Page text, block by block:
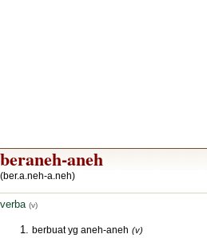
beraneh-aneh
(ber.a.neh-a.neh)
verba (v)
berbuat yg aneh-aneh (v)